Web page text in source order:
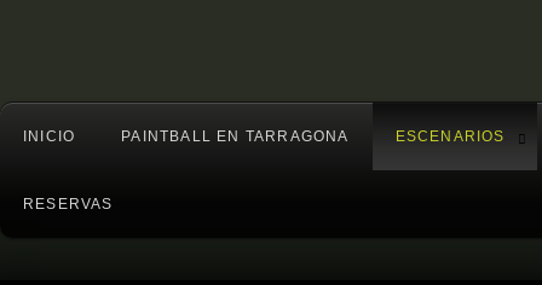
INICIO PAINTBALL EN TARRAGONA ESCENARIOS
RESERVAS